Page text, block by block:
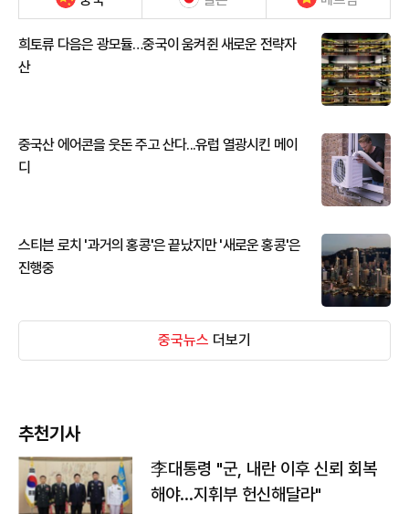
희토류 다음은 광모듈…중국이 움켜쥔 새로운 전략자
산
중국산 에어콘을 웃돈 주고 산다...유럽 열광시킨 메이
디
스티븐 로치 '과거의 홍콩'은 끝났지만 '새로운 홍콩'은
진행중
중국뉴스 더보기
추천기사
李대통령 "군, 내란 이후 신뢰 회복
해야…지휘부 헌신해달라"